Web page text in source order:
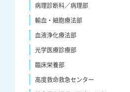
病理診断科／病理部
輸血・細胞療法部
血液浄化療法部
光学医療診療部
臨床栄養部
高度救命救急センター